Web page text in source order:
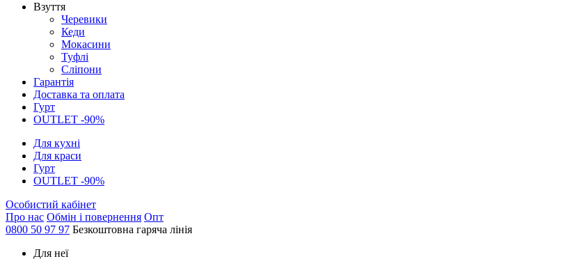
Взуття
Черевики
Кеди
Мокасини
Туфлі
Сліпони
Гарантія
Доставка та оплата
Гурт
OUTLET -90%
Для кухні
Для краси
Гурт
OUTLET -90%
Особистий кабінет
Про нас Обмін і повернення Опт
0800 50 97 97 Безкоштовна гаряча лінія
Для неї